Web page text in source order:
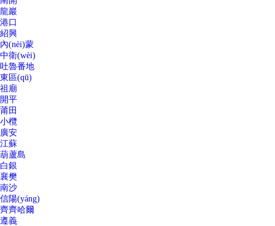
龍巖
港口
紹興
內(nèi)蒙
中衛(wèi)
吐魯番地
東區(qū)
祖廟
開平
莆田
小欖
廣安
江蘇
葫蘆島
白銀
襄樊
南沙
信陽(yáng)
齊齊哈爾
遵義